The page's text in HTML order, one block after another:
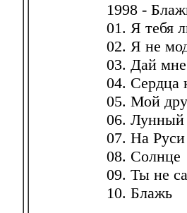
1998 -
01. Я тебя
02. Я не
03. Дай
04. Сердца
05. Мой
06. Лунный
07. На Руси
08. Солнце
09. Ты не
10. Блажь